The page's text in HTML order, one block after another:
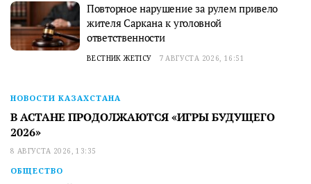
Повторное нарушение за рулем привело
жителя Саркана к уголовной
ответственности
ВЕСТНИК ЖЕТІСУ 7 АВГУСТА 2026, 16:51
НОВОСТИ КАЗАХСТАНА
В АСТАНЕ ПРОДОЛЖАЮТСЯ «ИГРЫ БУДУЩЕГО
2026»
8 АВГУСТА 2026, 13:35
ОБЩЕСТВО